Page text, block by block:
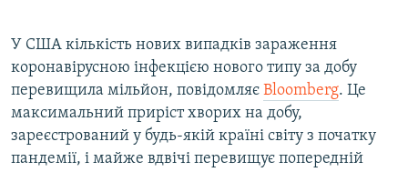
КТАТ
ДОЛУЧАЙСЯ!
У США кількість нових випадків зараження
коронавірусною інфекцією нового типу за добу
перевищила мільйон, повідомляє Bloomberg. Це
максимальний приріст хворих на добу,
зареєстрований у будь-якій країні світу з початку
пандемії, і майже вдвічі перевищує попередній